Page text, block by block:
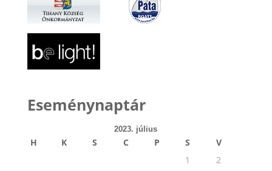
Eseménynaptár
2023. július
H K S C P S
V
1
2